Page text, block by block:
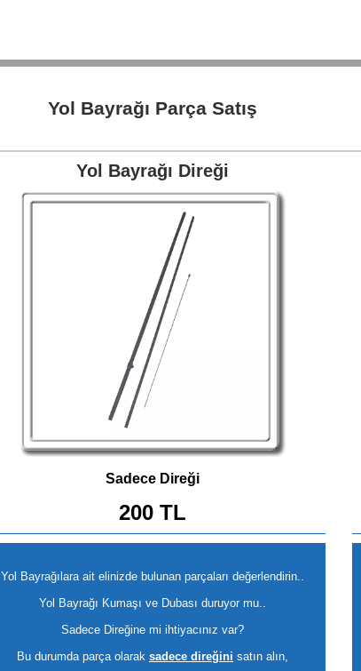
Yol Bayrağı Parça Satış
Yol Bayrağı Direği
Sadece Direği
200 TL
Yol Bayrağılara ait elinizde bulunan parçaları değerlendirin..
Yol Bayrağı Kumaşı ve Dubası duruyor mu..
Sadece Direğine mi ihtiyacınız var?
Bu durumda parça olarak sadece direğini satın alın,